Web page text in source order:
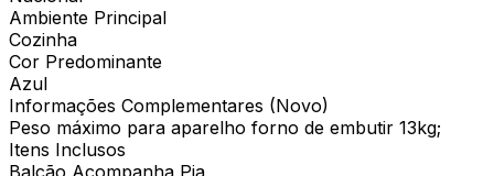
Ambiente Principal
Cozinha
Cor Predominante
Azul
Informações Complementares (Novo)
Peso máximo para aparelho forno de embutir 13kg;
Itens Inclusos
Balcão Acompanha Pia